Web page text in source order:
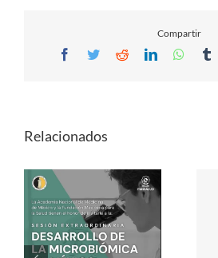
Compartir
Facebook
TwitterRedditLinkedIn
Relacionados